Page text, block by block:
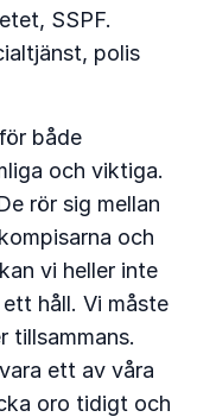
SSPF.
polis
både
och viktiga.
rör sig mellan
och
vi heller inte
håll. Vi måste
tillsammans.
ett av våra
oro tidigt och